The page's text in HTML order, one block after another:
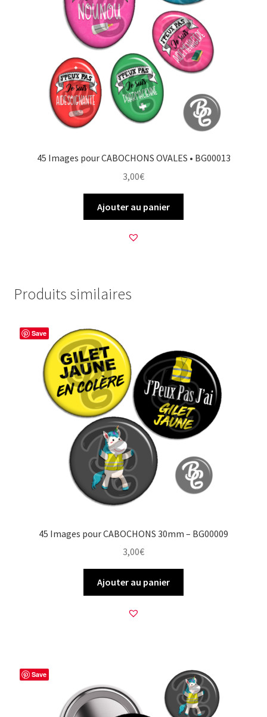
45 Images pour CABOCHONS OVALES • BG00013
3,00€
Ajouter au panier
Produits similaires
Save
45 Images pour CABOCHONS 30mm – BG00009
3,00€
Ajouter au panier
Save